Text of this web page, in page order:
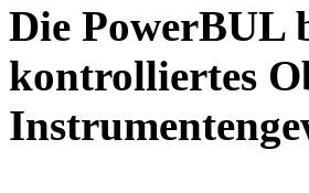
Die PowerBUL
kontrolliertes